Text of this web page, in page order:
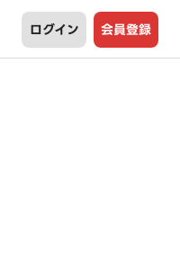
ログイン 会員登録